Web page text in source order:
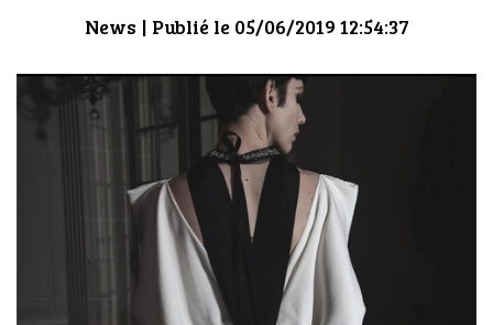
BOUTIQUE
CULTURE
HIGH TECH
MAISON
AUTO
LIEUX TENDANCES
News | Publié le 05/06/2019 12:54:37